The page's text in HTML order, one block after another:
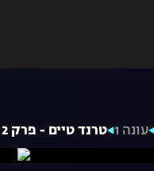
עונה 1 טרנד טיים - פרק 2